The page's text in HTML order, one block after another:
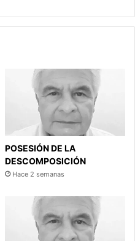
POSESIÓN DE LA
DESCOMPOSICIÓN
Hace 2 semanas